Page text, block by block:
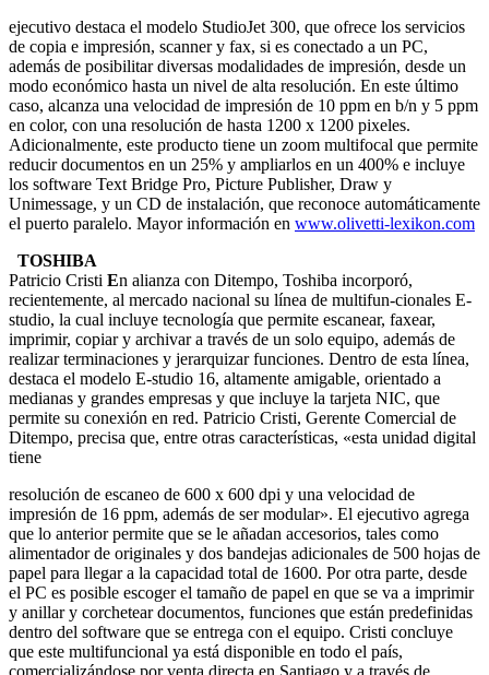
ejecutivo destaca el modelo StudioJet 300, que ofrece los servicios
de copia e impresión, scanner y fax, si es conectado a un PC,
además de posibilitar diversas modalidades de impresión, desde un
modo económico hasta un nivel de alta resolución. En este último
caso, alcanza una velocidad de impresión de 10 ppm en b/n y 5 ppm
en color, con una resolución de hasta 1200 x 1200 pixeles.
Adicionalmente, este producto tiene un zoom multifocal que permite
reducir documentos en un 25% y ampliarlos en un 400% e incluye
los software Text Bridge Pro, Picture Publisher, Draw y
Unimessage, y un CD de instalación, que reconoce automáticamente
el puerto paralelo. Mayor información en www.olivetti-lexikon.com
TOSHIBA
Patricio Cristi En alianza con Ditempo, Toshiba incorporó,
recientemente, al mercado nacional su línea de multifun-cionales E-
studio, la cual incluye tecnología que permite escanear, faxear,
imprimir, copiar y archivar a través de un solo equipo, además de
realizar terminaciones y jerarquizar funciones. Dentro de esta línea,
destaca el modelo E-studio 16, altamente amigable, orientado a
medianas y grandes empresas y que incluye la tarjeta NIC, que
permite su conexión en red. Patricio Cristi, Gerente Comercial de
Ditempo, precisa que, entre otras características, «esta unidad digital
tiene
resolución de escaneo de 600 x 600 dpi y una velocidad de
impresión de 16 ppm, además de ser modular». El ejecutivo agrega
que lo anterior permite que se le añadan accesorios, tales como
alimentador de originales y dos bandejas adicionales de 500 hojas de
papel para llegar a la capacidad total de 1600. Por otra parte, desde
el PC es posible escoger el tamaño de papel en que se va a imprimir
y anillar y corchetear documentos, funciones que están predefinidas
dentro del software que se entrega con el equipo. Cristi concluye
que este multifuncional ya está disponible en todo el país,
comercializándose por venta directa en Santiago y a través de